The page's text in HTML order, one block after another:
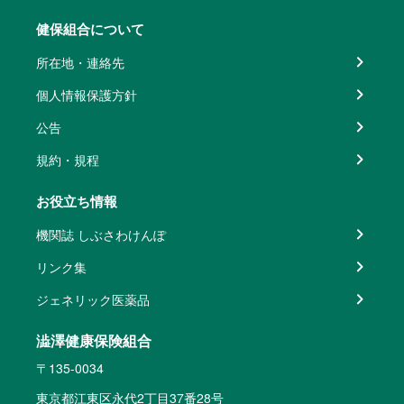
健保組合について
所在地・連絡先
個人情報保護方針
公告
規約・規程
お役立ち情報
機関誌 しぶさわけんぽ
リンク集
ジェネリック医薬品
澁澤健康保険組合
〒135-0034
東京都江東区永代2丁目37番28号